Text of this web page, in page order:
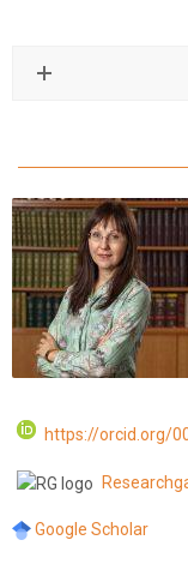
https://orcid.org/
Google Scholar